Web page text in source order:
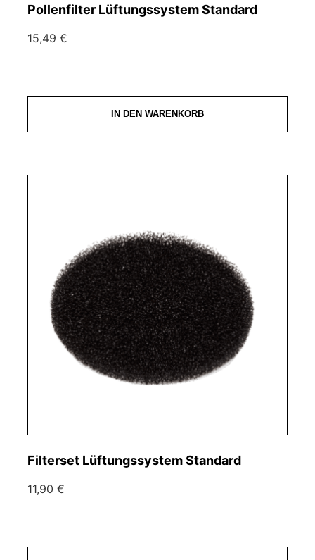
Pollenfilter Lüftungssystem Standard
15,49 €
IN DEN WARENKORB
Filterset Lüftungssystem Standard
11,90 €